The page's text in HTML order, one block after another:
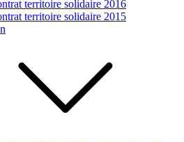
territoire solidaire 2016
territoire solidaire 2015